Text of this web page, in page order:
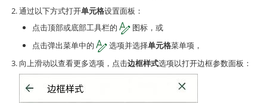
通过以下方式打开单元格设置面板：
点击顶部或底部工具栏的
图标，或
点击弹出菜单中的
选项并选择单元格菜单项，
向上滑动以查看更多选项，点击边框样式选项以打开边框参数面板：